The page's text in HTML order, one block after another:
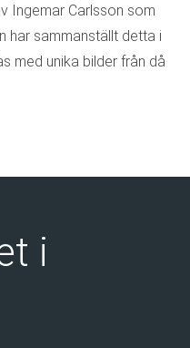
Ingemar Carlsson som
har sammanställt detta i
med unika bilder från då
i